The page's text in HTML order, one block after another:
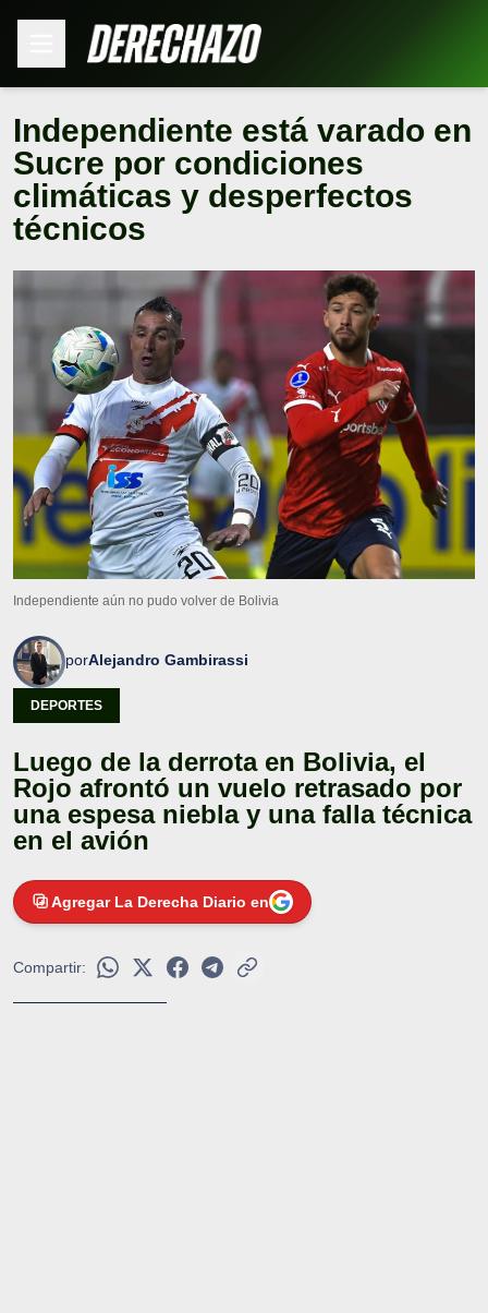
Independiente está varado en
Sucre por condiciones
climáticas y desperfectos
técnicos
Independiente aún no pudo volver de Bolivia
porAlejandro Gambirassi
DEPORTES
Luego de la derrota en Bolivia, el
Rojo afrontó un vuelo retrasado por
una espesa niebla y una falla técnica
en el avión
Agregar La Derecha Diario en
Compartir: